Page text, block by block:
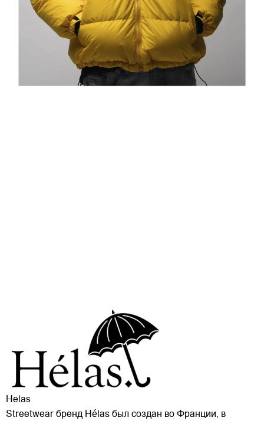
Helas
Streetwear бренд Hélas был создан во Франции, в